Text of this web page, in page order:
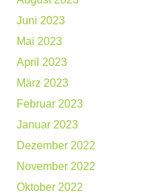
Juni 2023
Mai 2023
April 2023
März 2023
Februar 2023
Januar 2023
Dezember 2022
November 2022
Oktober 2022